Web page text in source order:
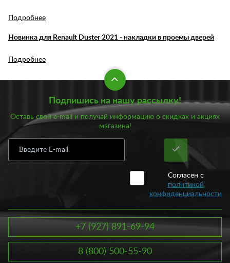
Подробнее
Новинка для Renault Duster 2021 - накладки в проемы дверей
Подробнее
Подпишись на нашу рассылку!
Оставь свой e-mail и получай информацию о скидках и акциях
магазина!
Согласен с
политикой
конфиденциальности
+7 (927) 891-69-94
8 (800) 500-55-90